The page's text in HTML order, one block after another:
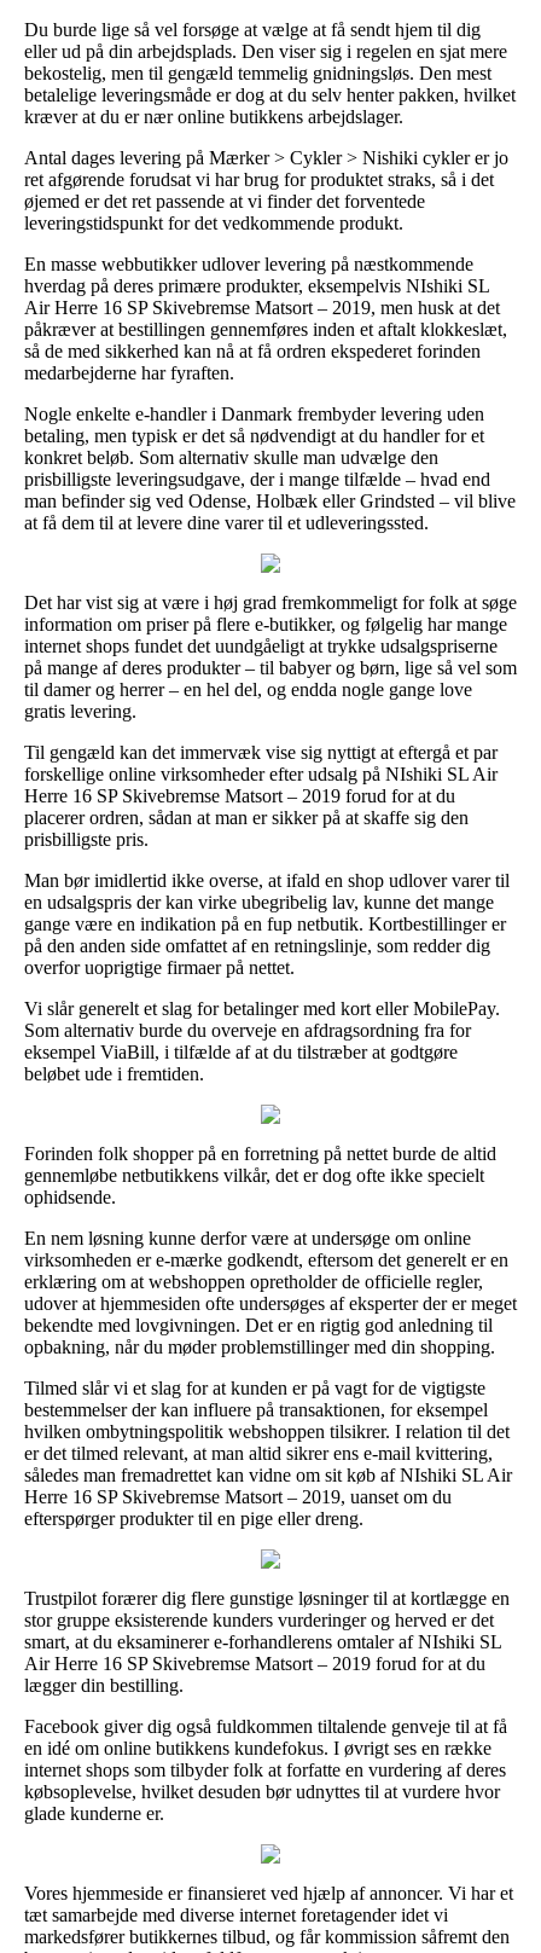
Du burde lige så vel forsøge at vælge at få sendt hjem til dig
eller ud på din arbejdsplads. Den viser sig i regelen en sjat mere
bekostelig, men til gengæld temmelig gnidningsløs. Den mest
betalelige leveringsmåde er dog at du selv henter pakken, hvilket
kræver at du er nær online butikkens arbejdslager.
Antal dages levering på Mærker > Cykler > Nishiki cykler er jo
ret afgørende forudsat vi har brug for produktet straks, så i det
øjemed er det ret passende at vi finder det forventede
leveringstidspunkt for det vedkommende produkt.
En masse webbutikker udlover levering på næstkommende
hverdag på deres primære produkter, eksempelvis NIshiki SL
Air Herre 16 SP Skivebremse Matsort – 2019, men husk at det
påkræver at bestillingen gennemføres inden et aftalt klokkeslæt,
så de med sikkerhed kan nå at få ordren ekspederet forinden
medarbejderne har fyraften.
Nogle enkelte e-handler i Danmark frembyder levering uden
betaling, men typisk er det så nødvendigt at du handler for et
konkret beløb. Som alternativ skulle man udvælge den
prisbilligste leveringsudgave, der i mange tilfælde – hvad end
man befinder sig ved Odense, Holbæk eller Grindsted – vil blive
at få dem til at levere dine varer til et udleveringssted.
Det har vist sig at være i høj grad fremkommeligt for folk at søge
information om priser på flere e-butikker, og følgelig har mange
internet shops fundet det uundgåeligt at trykke udsalgspriserne
på mange af deres produkter – til babyer og børn, lige så vel som
til damer og herrer – en hel del, og endda nogle gange love
gratis levering.
Til gengæld kan det immervæk vise sig nyttigt at eftergå et par
forskellige online virksomheder efter udsalg på NIshiki SL Air
Herre 16 SP Skivebremse Matsort – 2019 forud for at du
placerer ordren, sådan at man er sikker på at skaffe sig den
prisbilligste pris.
Man bør imidlertid ikke overse, at ifald en shop udlover varer til
en udsalgspris der kan virke ubegribelig lav, kunne det mange
gange være en indikation på en fup netbutik. Kortbestillinger er
på den anden side omfattet af en retningslinje, som redder dig
overfor uoprigtige firmaer på nettet.
Vi slår generelt et slag for betalinger med kort eller MobilePay.
Som alternativ burde du overveje en afdragsordning fra for
eksempel ViaBill, i tilfælde af at du tilstræber at godtgøre
beløbet ude i fremtiden.
Forinden folk shopper på en forretning på nettet burde de altid
gennemløbe netbutikkens vilkår, det er dog ofte ikke specielt
ophidsende.
En nem løsning kunne derfor være at undersøge om online
virksomheden er e-mærke godkendt, eftersom det generelt er en
erklæring om at webshoppen opretholder de officielle regler,
udover at hjemmesiden ofte undersøges af eksperter der er meget
bekendte med lovgivningen. Det er en rigtig god anledning til
opbakning, når du møder problemstillinger med din shopping.
Tilmed slår vi et slag for at kunden er på vagt for de vigtigste
bestemmelser der kan influere på transaktionen, for eksempel
hvilken ombytningspolitik webshoppen tilsikrer. I relation til det
er det tilmed relevant, at man altid sikrer ens e-mail kvittering,
således man fremadrettet kan vidne om sit køb af NIshiki SL Air
Herre 16 SP Skivebremse Matsort – 2019, uanset om du
efterspørger produkter til en pige eller dreng.
Trustpilot forærer dig flere gunstige løsninger til at kortlægge en
stor gruppe eksisterende kunders vurderinger og herved er det
smart, at du eksaminerer e-forhandlerens omtaler af NIshiki SL
Air Herre 16 SP Skivebremse Matsort – 2019 forud for at du
lægger din bestilling.
Facebook giver dig også fuldkommen tiltalende genveje til at få
en idé om online butikkens kundefokus. I øvrigt ses en række
internet shops som tilbyder folk at forfatte en vurdering af deres
købsoplevelse, hvilket desuden bør udnyttes til at vurdere hvor
glade kunderne er.
Vores hjemmeside er finansieret ved hjælp af annoncer. Vi har et
tæt samarbejde med diverse internet foretagender idet vi
markedsfører butikkernes tilbud, og får kommission såfremt den